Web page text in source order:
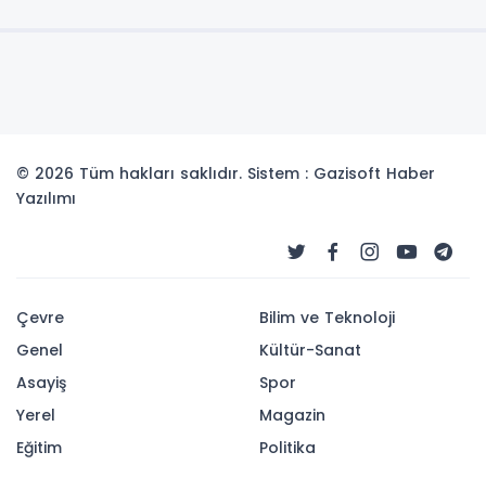
© 2026 Tüm hakları saklıdır. Sistem : Gazisoft Haber
Yazılımı
Çevre
Genel
Asayiş
Yerel
Eğitim
Bilim ve Teknoloji
Kültür-Sanat
Spor
Magazin
Politika